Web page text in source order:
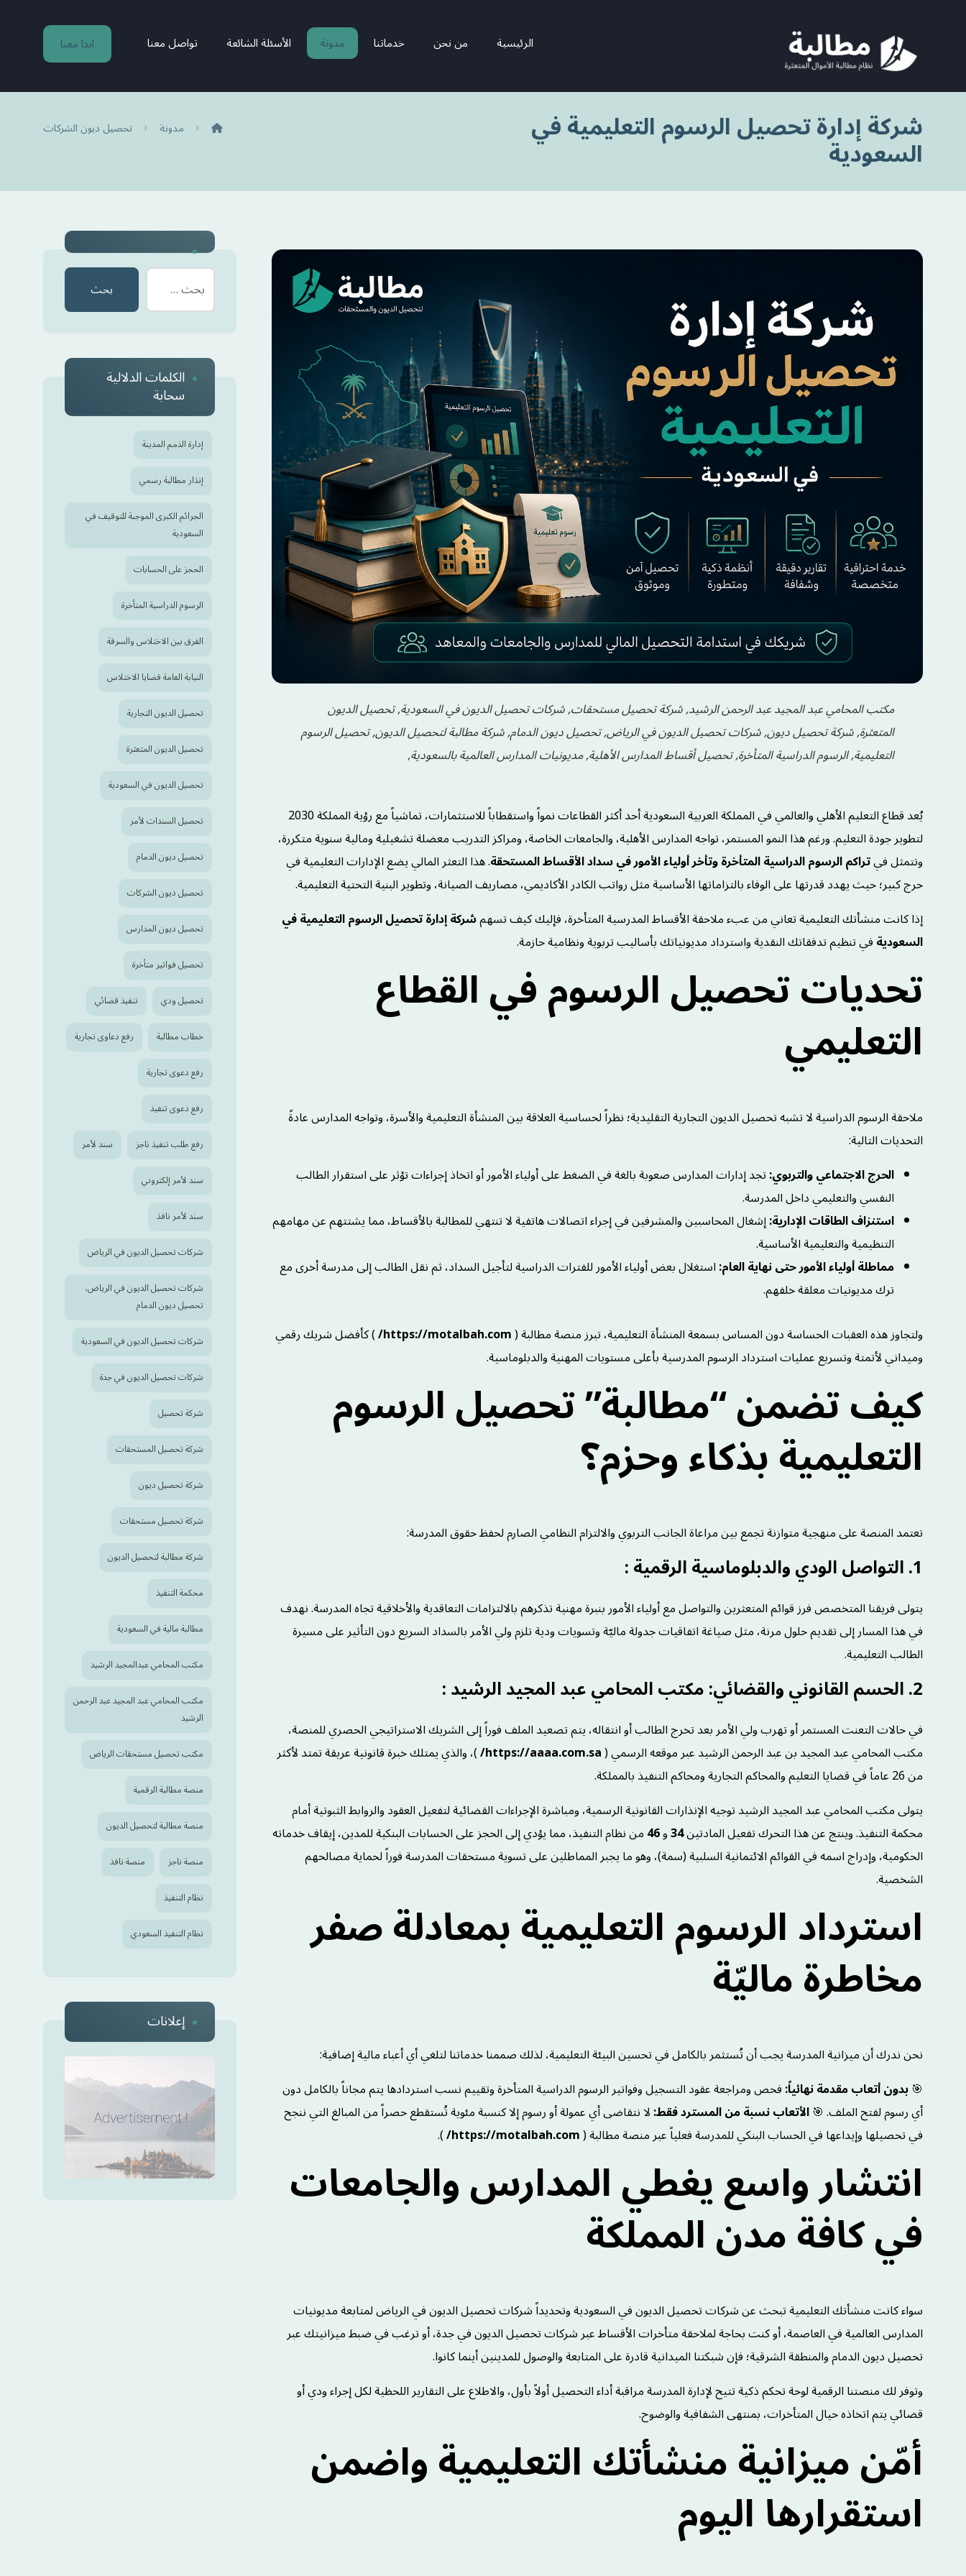
ابدا معنا الرئيسية من نحن خدماتنا مدونة الأسئلة الشائعة تواصل معنا
شركة إدارة تحصيل الرسوم التعليمية في
السعودية
مدونة تحصيل ديون الشركات
مكتب المحامي عبد المجيد عبد الرحمن الرشيد, شركة تحصيل مستحقات, شركات تحصيل الديون في السعودية, تحصيل الديون
المتعثرة, شركة تحصيل ديون, شركات تحصيل الديون في الرياض, تحصيل ديون الدمام, شركة مطالبة لتحصيل الديون, تحصيل الرسوم
التعليمية, الرسوم الدراسية المتأخرة, تحصيل أقساط المدارس الأهلية, مديونيات المدارس العالمية بالسعودية,
يُعد قطاع التعليم الأهلي والعالمي في المملكة العربية السعودية أحد أكثر القطاعات نمواً واستقطاباً للاستثمارات، تماشياً مع رؤية المملكة 2030
لتطوير جودة التعليم. ورغم هذا النمو المستمر، تواجه المدارس الأهلية، والجامعات الخاصة، ومراكز التدريب معضلة تشغيلية ومالية سنوية متكررة،
وتتمثل فيتراكم الرسوم الدراسية المتأخرة وتأخر أولياء الأمور في سداد الأقساط المستحقة. هذا التعثر المالي يضع الإدارات التعليمية في
حرج كبير؛ حيث يهدد قدرتها على الوفاء بالتزاماتها الأساسية مثل رواتب الكادر الأكاديمي، مصاريف الصيانة، وتطوير البنية التحتية التعليمية.
إذا كانت منشأتك التعليمية تعاني من عبء ملاحقة الأقساط المدرسية المتأخرة، فإليك كيف تسهمشركة إدارة تحصيل الرسوم التعليمية في
السعوديةفي تنظيم تدفقاتك النقدية واسترداد مديونياتك بأساليب تربوية ونظامية حازمة.
تحديات تحصيل الرسوم في القطاع
التعليمي
ملاحقة الرسوم الدراسية لا تشبه تحصيل الديون التجارية التقليدية؛ نظراً لحساسية العلاقة بين المنشأة التعليمية والأسرة، وتواجه المدارس عادةً
التحديات التالية:
الحرج الاجتماعي والتربوي:تجد إدارات المدارس صعوبة بالغة في الضغط على أولياء الأمور أو اتخاذ إجراءات تؤثر على استقرار الطالب
النفسي والتعليمي داخل المدرسة.
استنزاف الطاقات الإدارية:إشغال المحاسبين والمشرفين في إجراء اتصالات هاتفية لا تنتهي للمطالبة بالأقساط، مما يشتتهم عن مهامهم
التنظيمية والتعليمية الأساسية.
مماطلة أولياء الأمور حتى نهاية العام:استغلال بعض أولياء الأمور للفترات الدراسية لتأجيل السداد، ثم نقل الطالب إلى مدرسة أخرى مع
ترك مديونيات معلقة خلفهم.
ولتجاوز هذه العقبات الحساسة دون المساس بسمعة المنشأة التعليمية، تبرز منصة مطالبة (https://motalbah.com/ ) كأفضل شريك رقمي
وميداني لأتمتة وتسريع عمليات استرداد الرسوم المدرسية بأعلى مستويات المهنية والدبلوماسية.
كيف تضمن “مطالبة” تحصيل الرسوم
التعليمية بذكاء وحزم؟
تعتمد المنصة على منهجية متوازنة تجمع بين مراعاة الجانب التربوي والالتزام النظامي الصارم لحفظ حقوق المدرسة:
1. التواصل الودي والدبلوماسية الرقمية :
يتولى فريقنا المتخصص فرز قوائم المتعثرين والتواصل مع أولياء الأمور بنبرة مهنية تذكرهم بالالتزامات التعاقدية والأخلاقية تجاه المدرسة. نهدف
في هذا المسار إلى تقديم حلول مرنة، مثل صياغة اتفاقيات جدولة ماليّة وتسويات ودية تلزم ولي الأمر بالسداد السريع دون التأثير على مسيرة
الطالب التعليمية.
2. الحسم القانوني والقضائي: مكتب المحامي عبد المجيد الرشيد :
في حالات التعنت المستمر أو تهرب ولي الأمر بعد تخرج الطالب أو انتقاله، يتم تصعيد الملف فوراً إلى الشريك الاستراتيجي الحصري للمنصة،
مكتب المحامي عبد المجيد بن عبد الرحمن الرشيد عبر موقعه الرسمي (https://aaaa.com.sa/ )، والذي يمتلك خبرة قانونية عريقة تمتد لأكثر
من 26 عاماً في قضايا التعليم والمحاكم التجارية ومحاكم التنفيذ بالمملكة.
يتولى مكتب المحامي عبد المجيد الرشيد توجيه الإنذارات القانونية الرسمية، ومباشرة الإجراءات القضائية لتفعيل العقود والروابط الثبوتية أمام
محكمة التنفيذ. وينتج عن هذا التحرك تفعيل المادتين34و46من نظام التنفيذ، مما يؤدي إلى الحجز على الحسابات البنكية للمدين، إيقاف خدماته
الحكومية، وإدراج اسمه في القوائم الائتمانية السلبية (سمة)، وهو ما يجبر المماطلين على تسوية مستحقات المدرسة فوراً لحماية مصالحهم
الشخصية.
استرداد الرسوم التعليمية بمعادلة صفر
مخاطرة ماليّة
نحن ندرك أن ميزانية المدرسة يجب أن تُستثمر بالكامل في تحسين البيئة التعليمية، لذلك صممنا خدماتنا لتلغي أي أعباء مالية إضافية:
🎯بدون أتعاب مقدمة نهائياً:فحص ومراجعة عقود التسجيل وفواتير الرسوم الدراسية المتأخرة وتقييم نسب استردادها يتم مجاناً بالكامل دون
أي رسوم لفتح الملف. 🎯الأتعاب نسبة من المسترد فقط:لا نتقاضى أي عمولة أو رسوم إلا كنسبة مئوية تُستقطع حصراً من المبالغ التي ننجح
في تحصيلها وإيداعها في الحساب البنكي للمدرسة فعلياً عبر منصة مطالبة (https://motalbah.com/
).
انتشار واسع يغطي المدارس والجامعات
في كافة مدن المملكة
سواء كانت منشأتك التعليمية تبحث عن شركات تحصيل الديون في السعودية وتحديداً شركات تحصيل الديون في الرياض لمتابعة مديونيات
المدارس العالمية في العاصمة، أو كنت بحاجة لملاحقة متأخرات الأقساط عبر شركات تحصيل الديون في جدة، أو ترغب في ضبط ميزانيتك عبر
تحصيل ديون الدمام والمنطقة الشرقية؛ فإن شبكتنا الميدانية قادرة على المتابعة والوصول للمدينين أينما كانوا.
وتوفر لك منصتنا الرقمية لوحة تحكم ذكية تتيح لإدارة المدرسة مراقبة أداء التحصيل أولاً بأول، والاطلاع على التقارير اللحظية لكل إجراء ودي أو
قضائي يتم اتخاذه حيال المتأخرات، بمنتهى الشفافية والوضوح.
أمّن ميزانية منشأتك التعليمية واضمن
استقرارها اليوم
بحث
الكلمات الدلالية
سحابة
إدارة الذمم المدينة
إنذار مطالبة رسمي
الجرائم الكبرى الموجبة للتوقيف في
السعودية
الحجز على الحسابات
الرسوم الدراسية المتأخرة
الفرق بين الاختلاس والسرقة
النيابة العامة قضايا الاختلاس
تحصيل الديون التجارية
تحصيل الديون المتعثرة
تحصيل الديون في السعودية
تحصيل السندات لأمر
تحصيل ديون الدمام
تحصيل ديون الشركات
تحصيل ديون المدارس
تحصيل فواتير متأخرة
تحصيل ودي
تنفيذ قضائي
خطاب مطالبة
رفع دعاوى تجارية
رفع دعوى تجارية
رفع دعوى تنفيذ
رفع طلب تنفيذ ناجز
سند لأمر
سند لأمر إلكتروني
سند لأمر نافذ
شركات تحصيل الديون في الرياض
شركات تحصيل الديون في الرياض،
تحصيل ديون الدمام
شركات تحصيل الديون في السعودية
شركات تحصيل الديون في جدة
شركة تحصيل
شركة تحصيل المستحقات
شركة تحصيل ديون
شركة تحصيل مستحقات
شركة مطالبة لتحصيل الديون
محكمة التنفيذ
مطالبة مالية في السعودية
مكتب المحامي عبدالمجيد الرشيد
مكتب المحامي عبد المجيد عبد الرحمن
الرشيد
مكتب تحصيل مستحقات الرياض
منصة مطالبة الرقمية
منصة مطالبة لتحصيل الديون
منصة ناجز
منصة نافذ
نظام التنفيذ
نظام التنفيذ السعودي
إعلانات